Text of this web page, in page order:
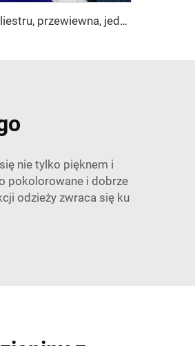
Tkanina CEY z 100% poliestru, przewiewna, jednobarwna, wielokolorowa
nie tylko pięknem i
pokolorowane i dobrze
odzieży zwraca się ku